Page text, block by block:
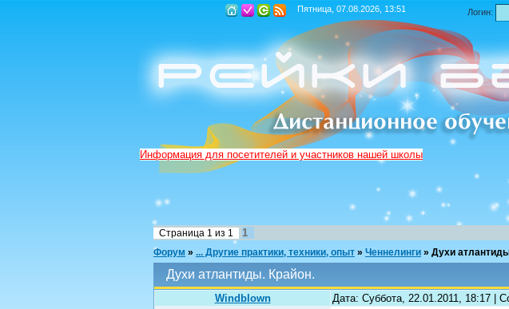
Пятница, 07.08.2026, 13:51 Логин:
Информация для посетителей и участников нашей школы
Страница 1 из 1 1
Форум » ... Другие практики, техники, опыт » Ченнелинги » Духи
Духи атлантиды. Крайон.
Windblown Дата: Суббота, 22.01.2011, 18:17 |